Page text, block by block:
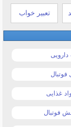
تعبیر خواب
دارویی
فوتبال
غذایی
فوتبال